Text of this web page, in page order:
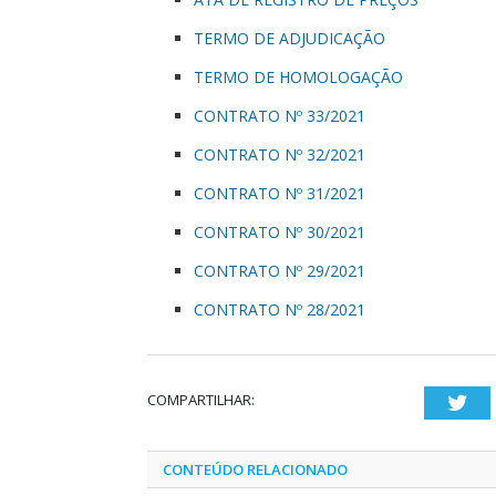
TERMO DE ADJUDICAÇÃO
TERMO DE HOMOLOGAÇÃO
CONTRATO Nº 33/2021
CONTRATO Nº 32/2021
CONTRATO Nº 31/2021
CONTRATO Nº 30/2021
CONTRATO Nº 29/2021
CONTRATO Nº 28/2021
COMPARTILHAR:
CONTEÚDO RELACIONADO